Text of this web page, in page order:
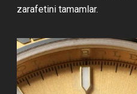
zarafetini tamamlar.